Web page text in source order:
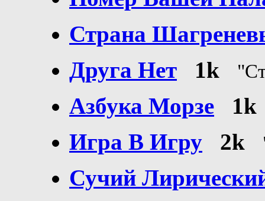
Страна
Друга Нет
1k
Азбука Морзе
1k
Игра В Игру
2k
Сучий